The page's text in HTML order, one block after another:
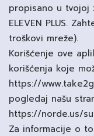
propisano u tvojoj
ELEVEN PLUS.
troškovi mreže).
Korišćenje ove
korišćenja koje
https://
pogledaj našu
https://norde.us/
Za informacije o